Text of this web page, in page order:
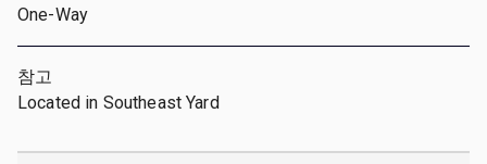
One-Way
참고
Located in Southeast Yard